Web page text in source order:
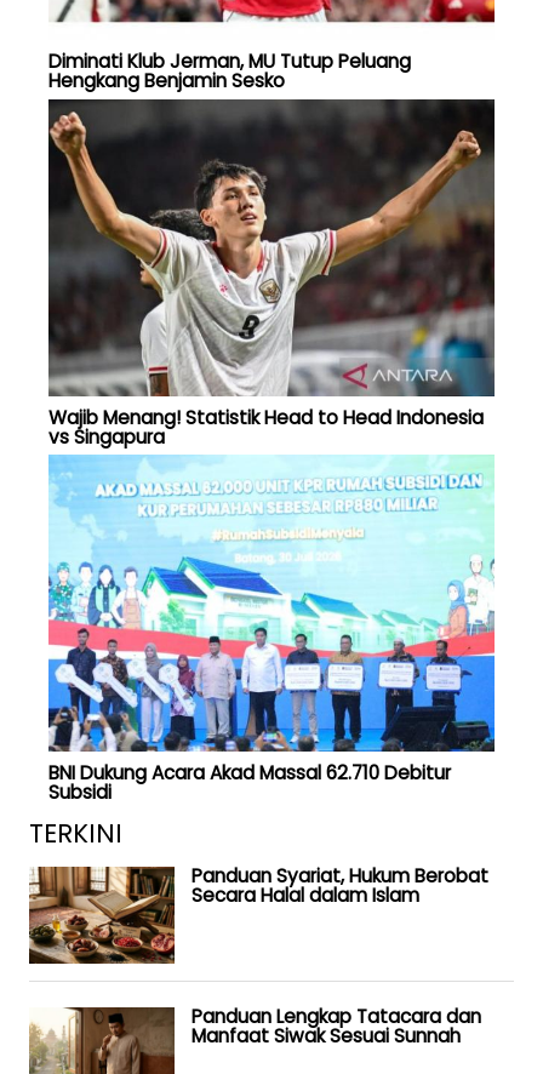
Diminati Klub Jerman, MU Tutup Peluang
Hengkang Benjamin Sesko
Wajib Menang! Statistik Head to Head Indonesia
vs Singapura
BNI Dukung Acara Akad Massal 62.710 Debitur
Subsidi
TERKINI
Panduan Syariat, Hukum Berobat
Secara Halal dalam Islam
Panduan Lengkap Tatacara dan
Manfaat Siwak Sesuai Sunnah